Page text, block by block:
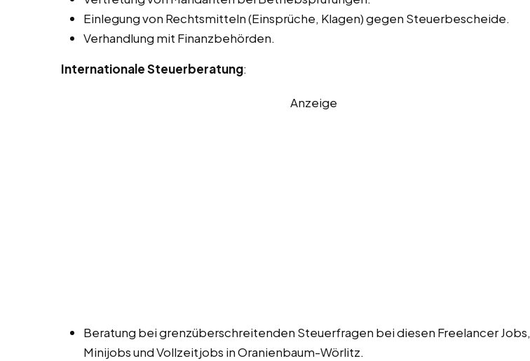
Einlegung von Rechtsmitteln (Einsprüche, Klagen) gegen Steuerbescheide.
Verhandlung mit Finanzbehörden.
Internationale Steuerberatung:
Anzeige
Beratung bei grenzüberschreitenden Steuerfragen bei diesen Freelancer Jobs,
Minijobs und Vollzeitjobs in Oranienbaum-Wörlitz.